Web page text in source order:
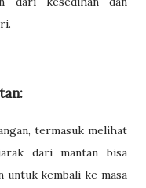
termasuk melihat
dari mantan bisa
untuk kembali ke masa